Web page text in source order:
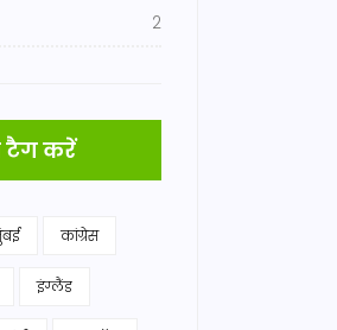
2
टैग करें
कांग्रेस
इंग्लैंड